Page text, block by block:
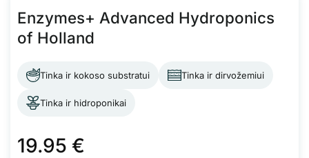
Enzymes+ Advanced Hydroponics
of Holland
Tinka ir kokoso substratui Tinka ir dirvožemiui
Tinka ir hidroponikai
19.95 €